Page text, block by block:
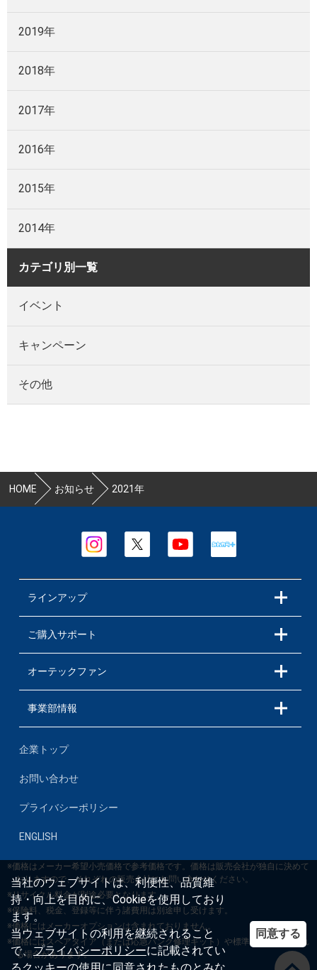
当社のウェブサイトは、利便性、品質維
持・向上を目的に、Cookieを使用しており
ます。
当ウェブサイトの利用を継続されること
で、プライバシーポリシーに記載されてい
同意する
2019年
2018年
2017年
2016年
2015年
2014年
カテゴリ別一覧
イベント
キャンペーン
その他
HOME お知らせ 2021年
ラインアップ
ご購入サポート
オーテックファン
事業部情報
企業トップ
お問い合わせ
プライバシーポリシー
ENGLISH
※価格はメーカー希望小売価格で参考価格です。価格は販売会社が独自に決めて
おりますので、それぞれの販売会社にお問い合わせください。
※リサイクル料金が別途必要となります。
※保険料、税金、登録等に伴う諸費用は別途申し受けます。
※価格にはメーカーオプションは含まれておりません。
※価格にはスペアタイア（または応急パンク修理キット）や標準工具等が含まれ
る場合があります。